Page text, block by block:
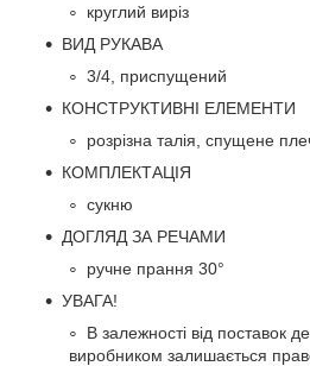
круглий виріз
ВИД РУКАВА
3/4, приспущений
КОНСТРУКТИВНІ ЕЛЕМЕНТИ
розрізна талія, спущене
КОМПЛЕКТАЦІЯ
сукню
ДОГЛЯД ЗА РЕЧАМИ
ручне прання 30°
УВАГА!
В залежності від поставок
виробником залишається